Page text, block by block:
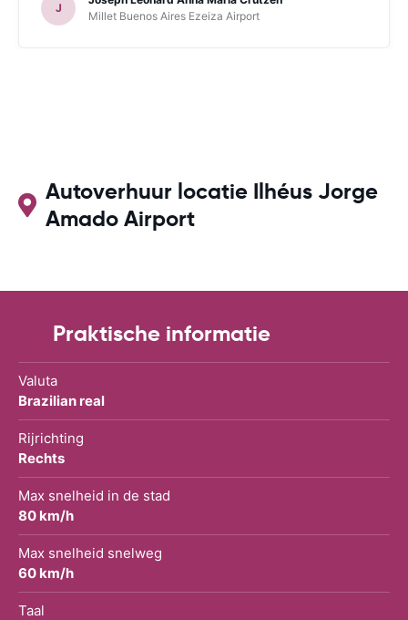
J
Millet Buenos Aires Ezeiza Airport
Autoverhuur locatie Ilhéus Jorge
Amado Airport
Praktische informatie
Valuta
Brazilian real
Rijrichting
Rechts
Max snelheid in de stad
80 km/h
Max snelheid snelweg
60 km/h
Taal